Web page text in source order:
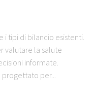
i tipi di bilancio esistenti.
valutare la salute
informate.
progettato per...